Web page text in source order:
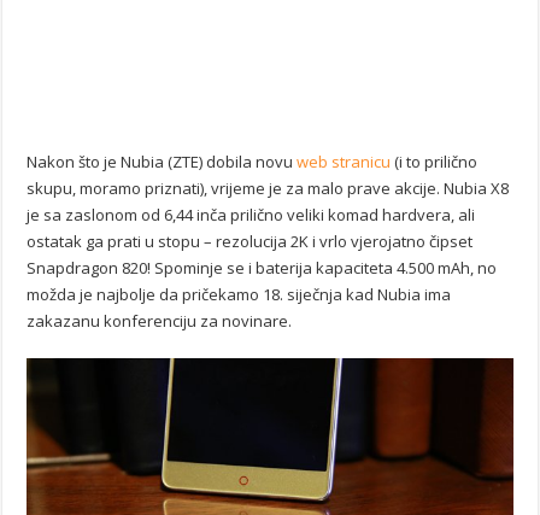
Nakon što je Nubia (ZTE) dobila novuweb stranicu (i to prilično
skupu, moramo priznati), vrijeme je za malo prave akcije. Nubia X8
je sa zaslonom od 6,44 inča prilično veliki komad hardvera, ali
ostatak ga prati u stopu – rezolucija 2K i vrlo vjerojatno čipset
Snapdragon 820! Spominje se i baterija kapaciteta 4.500 mAh, no
možda je najbolje da pričekamo 18. siječnja kad Nubia ima
zakazanu konferenciju za novinare.